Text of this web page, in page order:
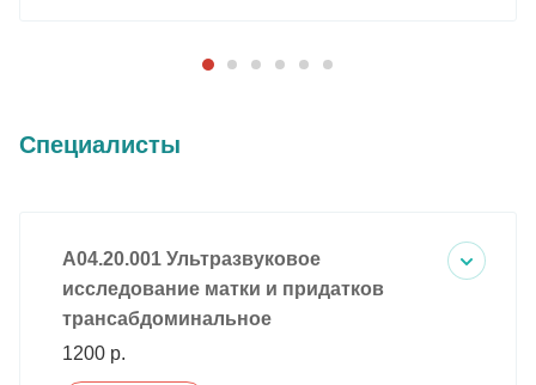
Специалисты
A04.20.001 Ультразвуковое
исследование матки и придатков
трансабдоминальное
1200 р.